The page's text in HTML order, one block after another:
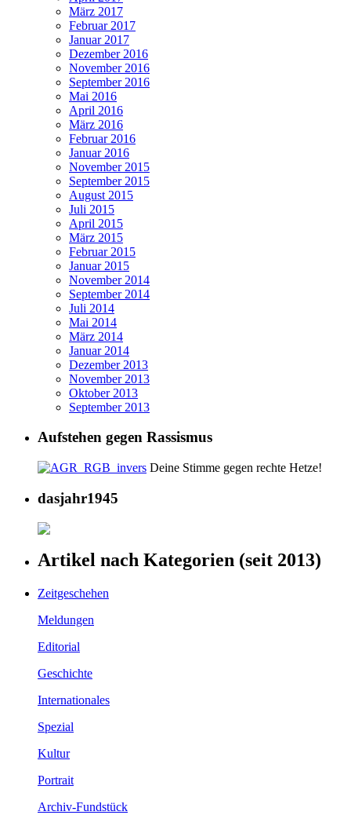
März 2017
Februar 2017
Januar 2017
Dezember 2016
November 2016
September 2016
Mai 2016
April 2016
März 2016
Februar 2016
Januar 2016
November 2015
September 2015
August 2015
Juli 2015
April 2015
März 2015
Februar 2015
Januar 2015
November 2014
September 2014
Juli 2014
Mai 2014
März 2014
Januar 2014
Dezember 2013
November 2013
Oktober 2013
September 2013
Aufstehen gegen Rassismus
Deine Stimme gegen rechte Hetze!
dasjahr1945
Artikel nach Kategorien (seit 2013)
Zeitgeschehen
Meldungen
Editorial
Geschichte
Internationales
Spezial
Kultur
Portrait
Archiv-Fundstück